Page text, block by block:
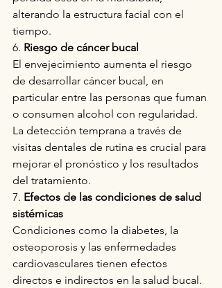
alterando la estructura facial con el
tiempo.
6. Riesgo de cáncer bucal
El envejecimiento aumenta el riesgo
de desarrollar cáncer bucal, en
particular entre las personas que fuman
o consumen alcohol con regularidad.
La detección temprana a través de
visitas dentales de rutina es crucial para
mejorar el pronóstico y los resultados
del tratamiento.
7. Efectos de las condiciones de salud
sistémicas
Condiciones como la diabetes, la
osteoporosis y las enfermedades
cardiovasculares tienen efectos
directos e indirectos en la salud bucal.